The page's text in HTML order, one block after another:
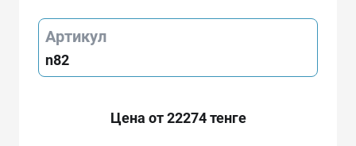
Артикул
n82
Цена от 22274 тенге